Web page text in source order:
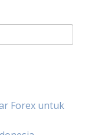
Forex untuk